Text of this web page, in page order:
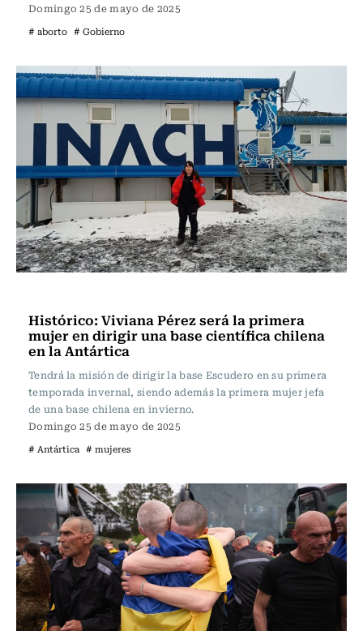
Domingo 25 de mayo de 2025
# aborto # Gobierno
Histórico: Viviana Pérez será la primera
mujer en dirigir una base científica chilena
en la Antártica
Tendrá la misión de dirigir la base Escudero en su primera
temporada invernal, siendo además la primera mujer jefa
de una base chilena en invierno.
Domingo 25 de mayo de 2025
# Antártica # mujeres